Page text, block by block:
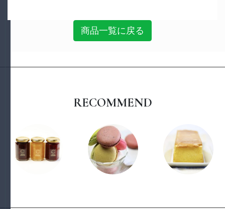
商品一覧に戻る
RECOMMEND